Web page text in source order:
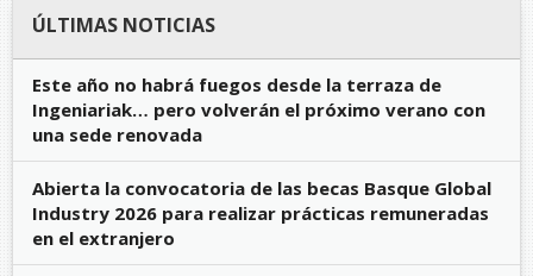
ÚLTIMAS NOTICIAS
Este año no habrá fuegos desde la terraza de
Ingeniariak… pero volverán el próximo verano con
una sede renovada
Abierta la convocatoria de las becas Basque Global
Industry 2026 para realizar prácticas remuneradas
en el extranjero